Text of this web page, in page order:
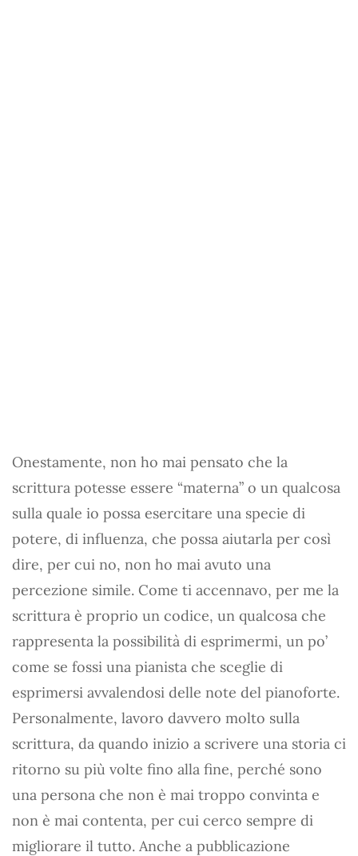
Onestamente, non ho mai pensato che la
scrittura potesse essere “materna” o un qualcosa
sulla quale io possa esercitare una specie di
potere, di influenza, che possa aiutarla per così
dire, per cui no, non ho mai avuto una
percezione simile. Come ti accennavo, per me la
scrittura è proprio un codice, un qualcosa che
rappresenta la possibilità di esprimermi, un po’
come se fossi una pianista che sceglie di
esprimersi avvalendosi delle note del pianoforte.
Personalmente, lavoro davvero molto sulla
scrittura, da quando inizio a scrivere una storia ci
ritorno su più volte fino alla fine, perché sono
una persona che non è mai troppo convinta e
non è mai contenta, per cui cerco sempre di
migliorare il tutto. Anche a pubblicazione